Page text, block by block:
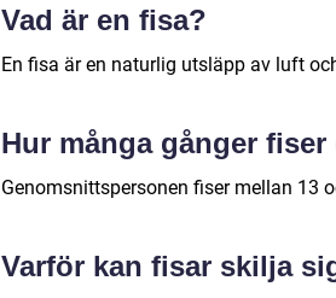
Vad är en fisa?
En fisa är en naturlig utsläpp av luft
Hur många gånger
Genomsnittspersonen fiser mellan 13
Varför kan fisar skilja